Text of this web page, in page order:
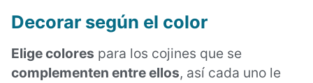
Decorar según el color
Elige colores para los cojines que se
complementen entre ellos, así cada uno le